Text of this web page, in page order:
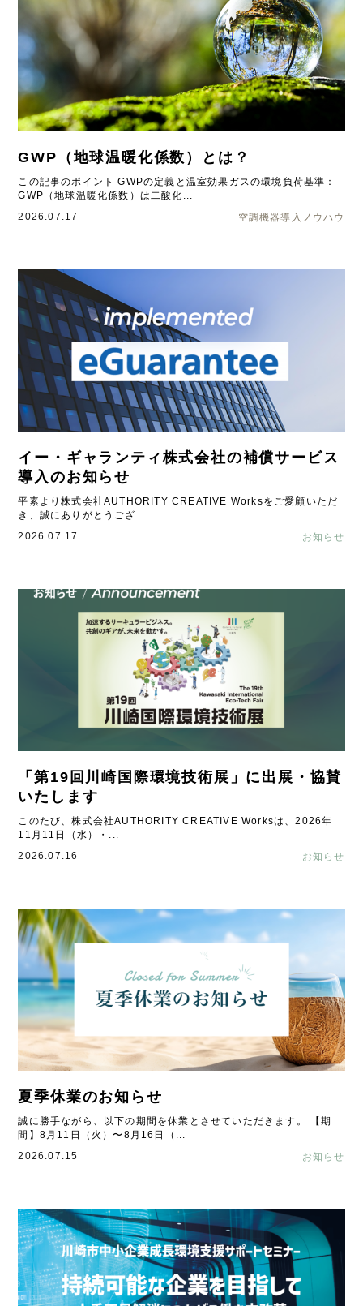
GWP（地球温暖化係数）とは？
この記事のポイント GWPの定義と温室効果ガスの環境負荷基準：
GWP（地球温暖化係数）は二酸化...
2026.07.17
空調機器導入ノウハウ
イー・ギャランティ株式会社の補償サービス
導入のお知らせ
平素より株式会社AUTHORITY CREATIVE Worksをご愛顧いただ
き、誠にありがとうござ...
2026.07.17
お知らせ
「第19回川崎国際環境技術展」に出展・協賛
いたします
このたび、株式会社AUTHORITY CREATIVE Worksは、2026年
11月11日（水）・...
2026.07.16
お知らせ
夏季休業のお知らせ
誠に勝手ながら、以下の期間を休業とさせていただきます。 【期
間】8月11日（火）〜8月16日（...
2026.07.15
お知らせ